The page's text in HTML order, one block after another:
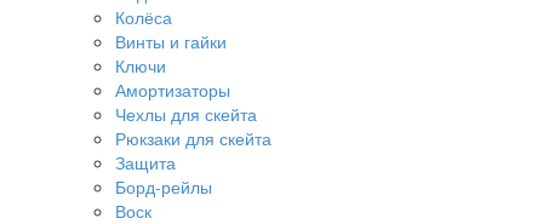
Колёса
Винты и гайки
Ключи
Амортизаторы
Чехлы для скейта
Рюкзаки для скейта
Защита
Борд-рейлы
Воск